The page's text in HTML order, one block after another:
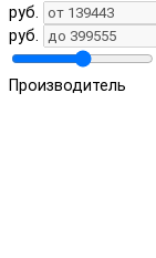
руб.
руб.
Производитель